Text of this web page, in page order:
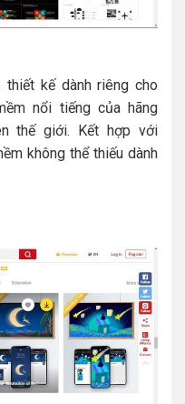
kế dành riêng cho
nổi tiếng của hãng
thế giới. Kết hợp với
không thể thiếu dành